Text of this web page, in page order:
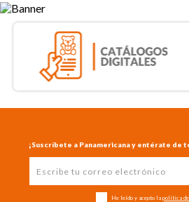
¡Suscríbete a Panamericana y entérate de
He leído y acepto la política